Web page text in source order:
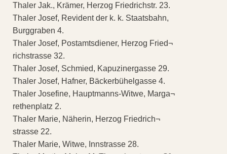
Thaler Jak., Krämer, Herzog Friedrichstr. 23.
Thaler Josef, Revident der k. k. Staatsbahn,
Burggraben 4.
Thaler Josef, Postamtsdiener, Herzog Fried¬
richstrasse 32.
Thaler Josef, Schmied, Kapuzinergasse 29.
Thaler Josef, Hafner, Bäckerbühelgasse 4.
Thaler Josefine, Hauptmanns-Witwe, Marga¬
rethenplatz 2.
Thaler Marie, Näherin, Herzog Friedrich¬
strasse 22.
Thaler Marie, Witwe, Innstrasse 28.